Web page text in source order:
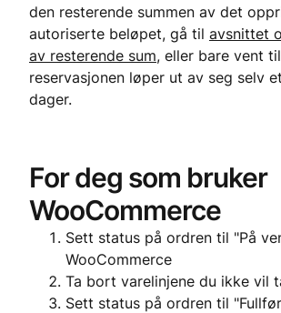
den resterende summen av det
autoriserte beløpet, gå til avsnittet
av resterende sum, eller bare vent til
reservasjonen løper ut av seg selv
dager.
For deg som bruker
WooCommerce
​​​​​​​Sett status på ordren til "På
WooCommerce
Ta bort varelinjene du ikke vil
Sett status på ordren til